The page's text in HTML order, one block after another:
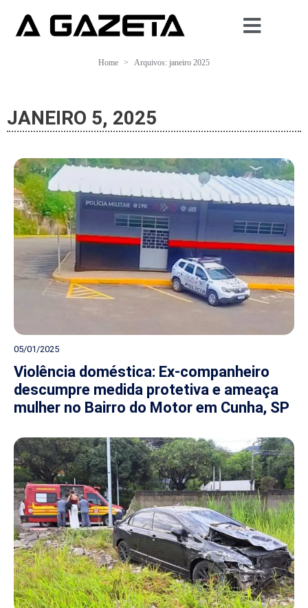
Home Arquivos: janeiro 2025
JANEIRO 5, 2025
05/01/2025
Violência doméstica: Ex-companheiro
descumpre medida protetiva e ameaça
mulher no Bairro do Motor em Cunha, SP